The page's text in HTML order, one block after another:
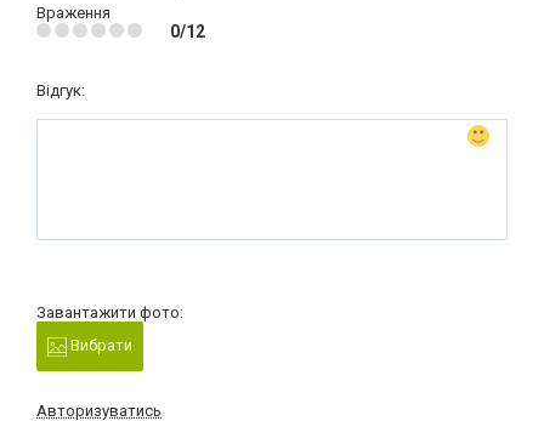
Враження
0/12
Відгук:
Завантажити фото:
Вибрати
Авторизуватись